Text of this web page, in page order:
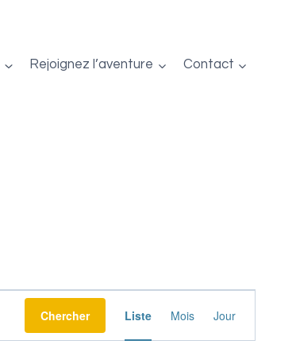
Rejoignez l’aventure Contact
Chercher Liste Mois Jour